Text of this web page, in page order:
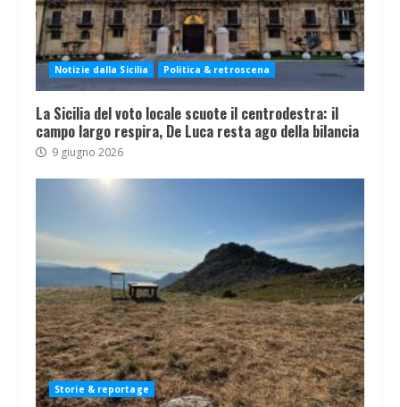
Notizie dalla Sicilia Politica & retroscena
La Sicilia del voto locale scuote il centrodestra: il
campo largo respira, De Luca resta ago della bilancia
9 giugno 2026
Storie & reportage